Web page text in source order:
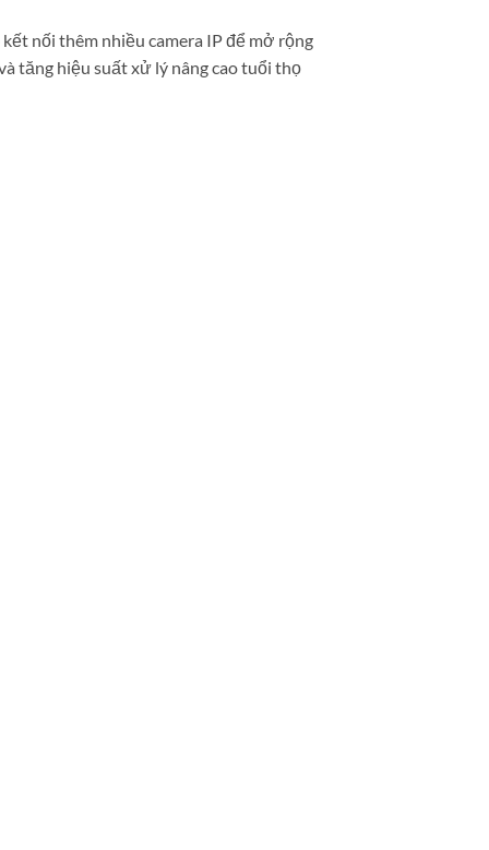
nối thêm nhiều camera IP để mở rộng
tăng hiệu suất xử lý nâng cao tuổi thọ